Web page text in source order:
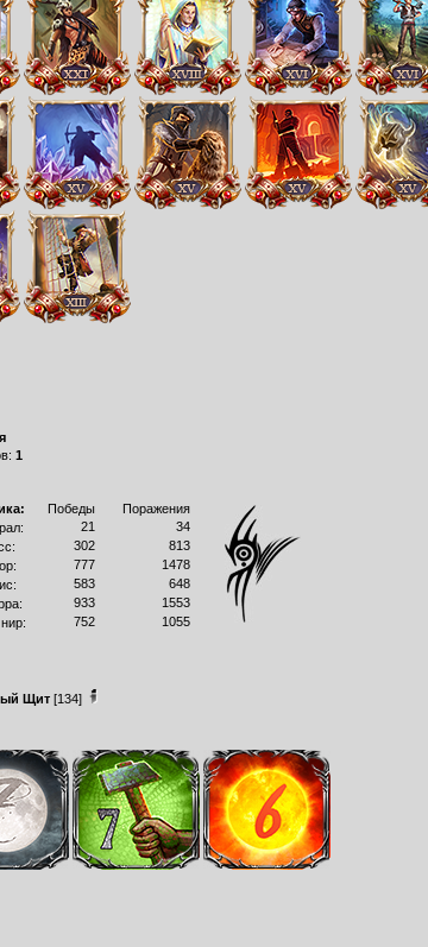
1
Победы
Поражения
21
34
302
813
777
1478
583
648
933
1553
752 1055
Щит[134]